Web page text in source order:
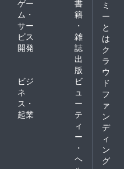
ゲー
ム・
サー
ビス
開発
書
籍
・
雑
誌
出
版
ビジ
ネ
ス・
起業
ビ
ュ
ー
テ
ィ
ー
・
ヘ
ミ
ー
と
は
ク
ラ
ウ
ド
フ
ァ
ン
デ
ィ
ン
グ